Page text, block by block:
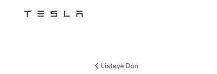
Tesla
Listeye Dön